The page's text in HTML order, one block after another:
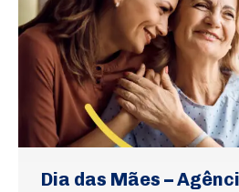
Dia das Mães –